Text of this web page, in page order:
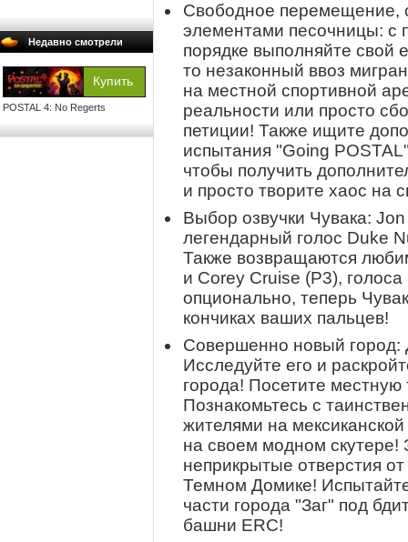
Недавно смотрели
POSTAL 4: No Regerts
Свободное перемещение,
элементами песочницы: с
порядке выполняйте свой
то незаконный ввоз
на местной спортивной
реальности или просто
петиции! Также ищите
испытания "Going
чтобы получить
и просто творите хаос на
Выбор озвучки Чувака:
легендарный голос Duke
Также возвращаются
и Corey Cruise (P3),
опционально, теперь
кончиках ваших пальцев!
Совершенно новый город:
Исследуйте его и
города! Посетите местную
Познакомьтесь с
жителями на
на своем модном
неприкрытые отверстия
Темном Домике!
части города "Заг" под
башни ERC!